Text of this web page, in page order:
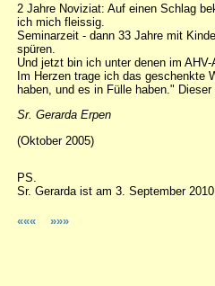
2 Jahre Noviziat: Auf einen Schlag
ich mich fleissig.
Seminarzeit - dann 33 Jahre mit
spüren.
Und jetzt bin ich unter denen im AHV-
Im Herzen trage ich das geschenkte
haben, und es in Fülle haben."
Sr. Gerarda Erpen
(Oktober 2005)
PS.
Sr. Gerarda ist am 3. September
««« »»»